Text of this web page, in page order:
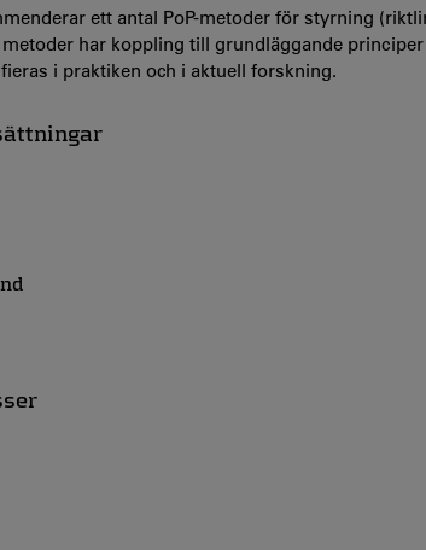
ett antal PoP-metoder för styrning
har koppling till grundläggande
i praktiken och i aktuell forskning.